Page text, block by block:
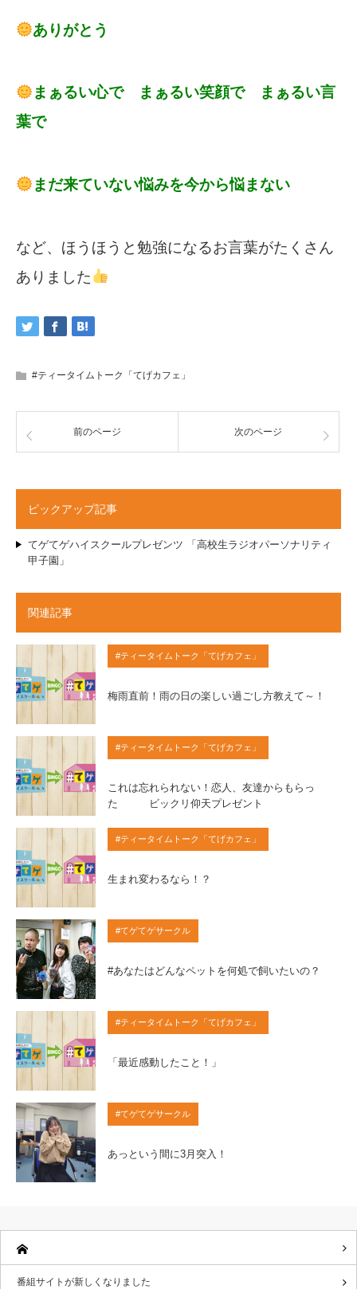
ありがとう
まぁるい心で まぁるい笑顔で まぁるい言
葉で
まだ来ていない悩みを今から悩まない
など、ほうほうと勉強になるお言葉がたくさん
ありました
#ティータイムトーク「てげカフェ」
前のページ 次のページ
ピックアップ記事
てゲてゲハイスクールプレゼンツ 「高校生ラジオパーソナリティ
甲子園」
関連記事
#ティータイムトーク「てげカフェ」
梅雨直前！雨の日の楽しい過ごし方教えて～！
#ティータイムトーク「てげカフェ」
これは忘れられない！恋人、友達からもらっ
た ビックリ仰天プレゼント
#ティータイムトーク「てげカフェ」
生まれ変わるなら！？
#てゲてゲサークル
#あなたはどんなペットを何処で飼いたいの？
#ティータイムトーク「てげカフェ」
「最近感動したこと！」
#てゲてゲサークル
あっという間に3月突入！
番組サイトが新しくなりました